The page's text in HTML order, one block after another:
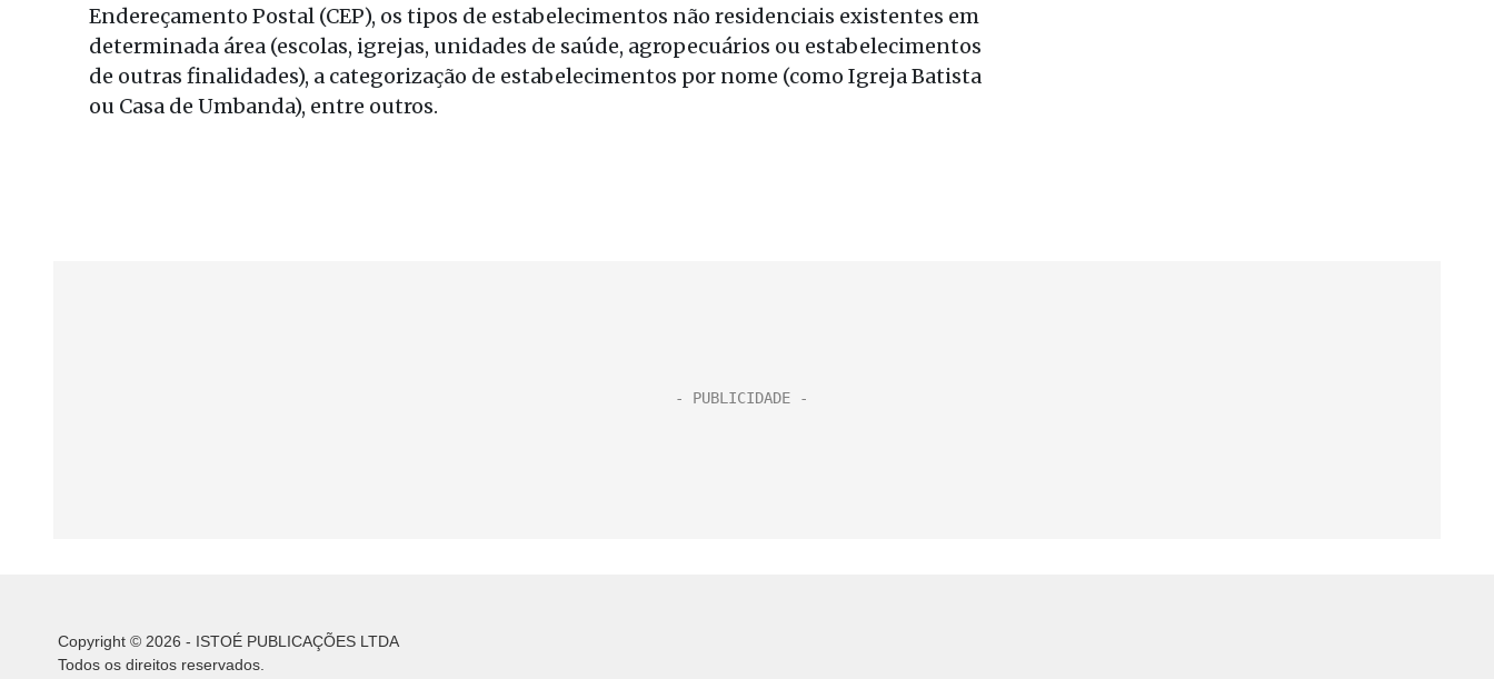
Endereçamento Postal (CEP), os tipos de estabelecimentos não residenciais existentes em
determinada área (escolas, igrejas, unidades de saúde, agropecuários ou estabelecimentos
de outras finalidades), a categorização de estabelecimentos por nome (como Igreja Batista
ou Casa de Umbanda), entre outros.
Copyright © 2026 - ISTOÉ PUBLICAÇÕES LTDA
Todos os direitos reservados.